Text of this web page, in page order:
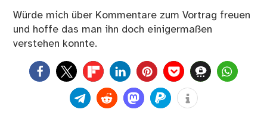
Würde mich über Kommentare zum Vortrag freuen
und hoffe das man ihn doch einigermaßen
verstehen konnte.
0